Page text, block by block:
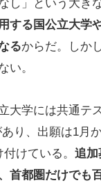
し」という大き
する国公立大学
るからだ。しか
い。
大学には共通テ
り、出願は1月
けている。 追加
首都圏だけでも